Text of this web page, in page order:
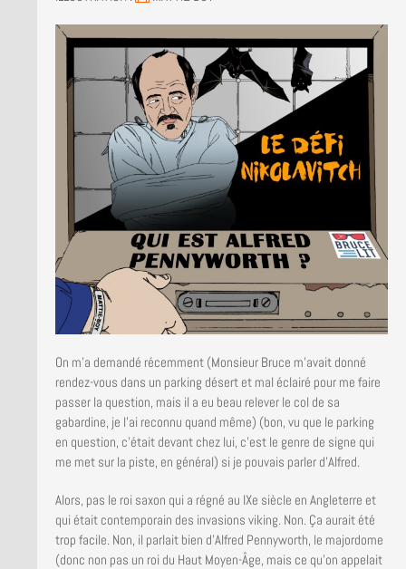
On m’a demandé récemment (Monsieur Bruce m’avait donné
rendez-vous dans un parking désert et mal éclairé pour me faire
passer la question, mais il a eu beau relever le col de sa
gabardine, je l’ai reconnu quand même) (bon, vu que le parking
en question, c’était devant chez lui, c’est le genre de signe qui
me met sur la piste, en général) si je pouvais parler d’Alfred.
Alors, pas le roi saxon qui a régné au IXe siècle en Angleterre et
qui était contemporain des invasions viking. Non. Ça aurait été
trop facile. Non, il parlait bien d’Alfred Pennyworth, le majordome
(donc non pas un roi du Haut Moyen-Âge, mais ce qu’on appelait